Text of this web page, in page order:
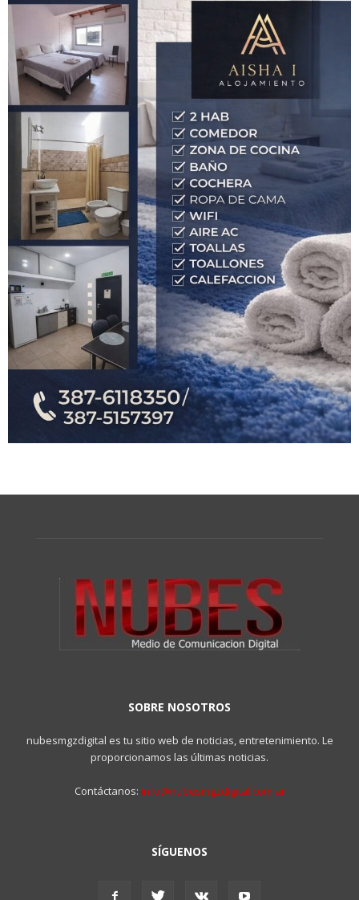
SOBRE NOSOTROS
nubesmgzdigital es tu sitio web de noticias, entretenimiento. Le
proporcionamos las últimas noticias.
Contáctanos: info@nubesmgzdigital.com.ar
SÍGUENOS